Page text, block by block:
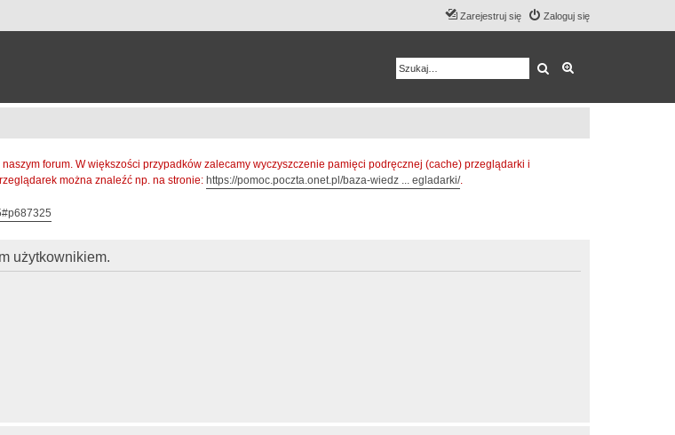
Zaloguj się
Zarejestruj się
Szukaj
forum. W większości przypadków zalecamy wyczyszczenie pamięci podręcznej (cache) przeglądarki i
można znaleźć np. na stronie: https://pomoc.poczta.onet.pl/baza-wiedz ... egladarki/.
użytkownikiem.